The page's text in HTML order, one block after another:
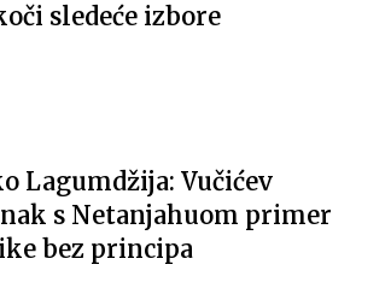
sledeće izbore
Lagumdžija: Vučićev
s Netanjahuom primer
bez principa